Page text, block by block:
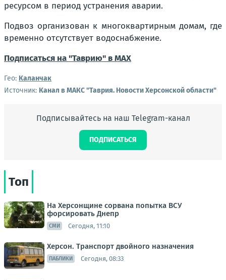
ресурсом в период устранения аварии.
Подвоз организован к многоквартирным домам, где
временно отсутствует водоснабжение.
Подписаться на "Таврию" в MAX
Гео: Каланчак
Источник: Канал в МАКС "Таврия. Новости Херсонской области"
Подписывайтесь на наш Telegram-канал
ПОДПИСАТЬСЯ
Топ
На Херсонщине сорвана попытка ВСУ
форсировать Днепр
СМИ Сегодня, 11:10
Херсон. Транспорт двойного назначения
ПАБЛИКИ Сегодня, 08:33